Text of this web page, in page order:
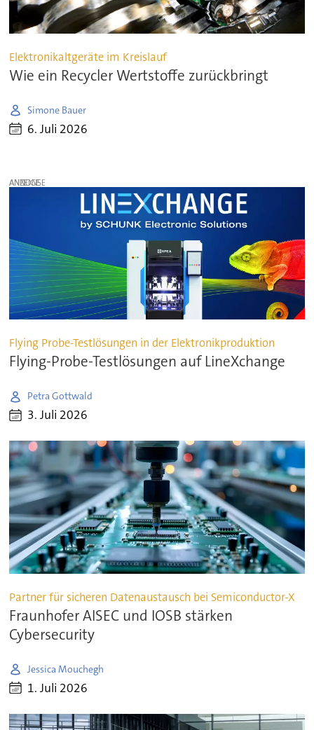
Elektronikaltgeräte im Kreislauf
Wie ein Recycler Wertstoffe zurückbringt
Simone Bauer
6. Juli 2026
ANZEIGE
Flying Probe-Testlösungen in der Elektronikproduktion
Flying-Probe-Testlösungen auf LineXchange
Petra Gottwald
3. Juli 2026
Partner für sicheren Datenaustausch bei Semiconductor-X
Fraunhofer AISEC und IOSB stärken
Cybersecurity
Jessica Mouchegh
1. Juli 2026